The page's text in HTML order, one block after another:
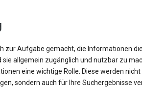
zur Aufgabe gemacht, die Informationen
allgemein zugänglich und nutzbar zu
eine wichtige Rolle. Diese werden
sondern auch für Ihre Suchergebnisse